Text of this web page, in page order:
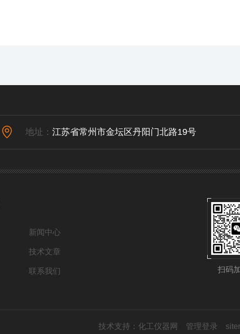
地址： 江苏省常州市金坛区丹阳门北路19号
新闻中心
技术文章
联系我们 扫码
技术支持： 化工仪器网 管理登录